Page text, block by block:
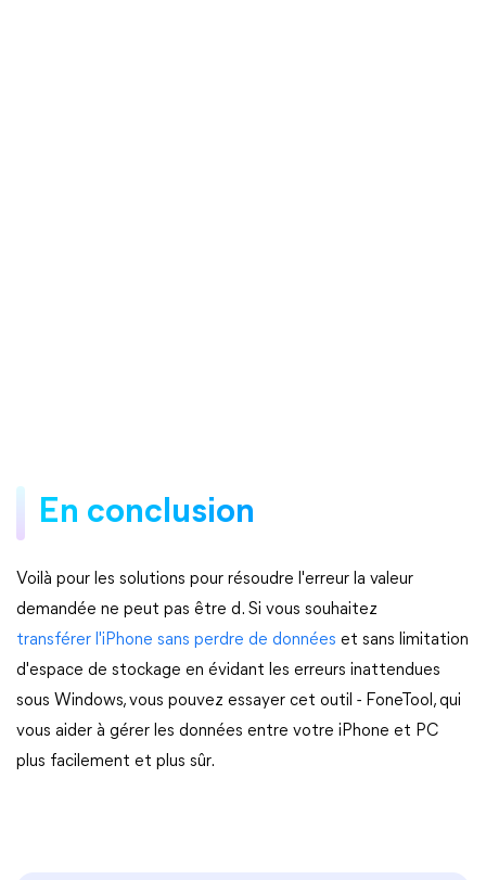
En conclusion
Voilà pour les solutions pour résoudre l'erreur la valeur
demandée ne peut pas être d. Si vous souhaitez
transférer l'iPhone sans perdre de données et sans limitation
d'espace de stockage en évidant les erreurs inattendues
sous Windows, vous pouvez essayer cet outil - FoneTool, qui
vous aider à gérer les données entre votre iPhone et PC
plus facilement et plus sûr.